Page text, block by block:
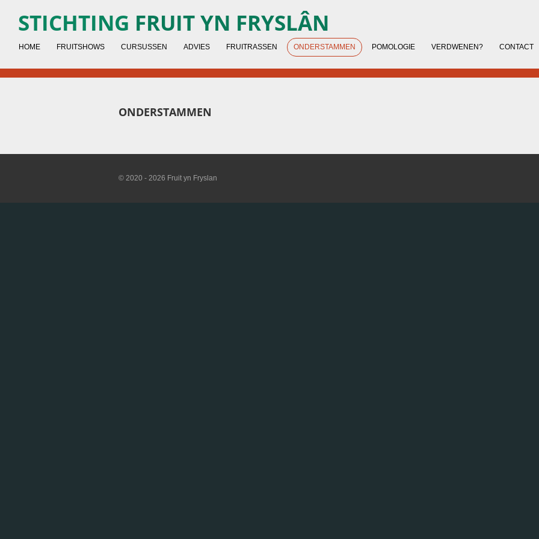
directSTICHTING FRUIT YN FRYSLÂN
HOME FRUITSHOWS CURSUSSEN ADVIES FRUITRASSEN ONDERSTAMMEN POMOLOGIE VERDWENEN? CONTACT
ONDERSTAMMEN
© 2020 - 2026 Fruit yn Fryslan